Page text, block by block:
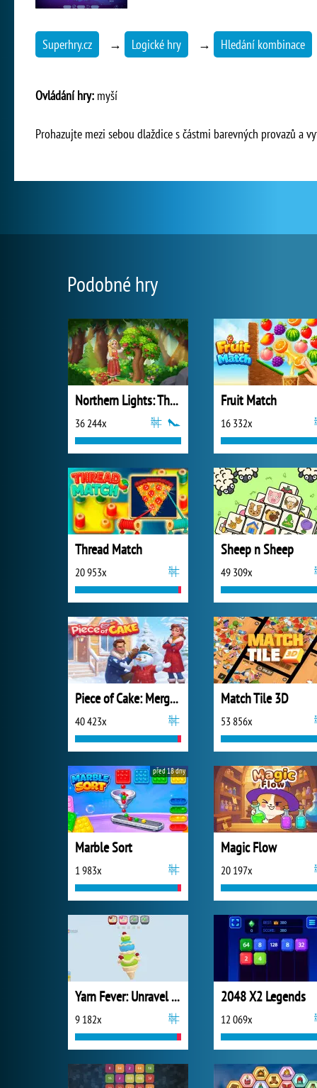
Superhry.cz → Logické hry → Hledání kombinace
Ovládání hry: myší
Prohazujte mezi sebou dlaždice s částmi barevných provazů a
Podobné hry
Northern Lights: The Secret of the Forest
36 244x
Fruit Match
16 332x
Thread Match
20 953x
Sheep n Sheep
49 309x
Piece of Cake: Merge and Bake
40 423x
Match Tile 3D
53 856x
Marble Sort
1 983x
před 18 dny
Magic Flow
20 197x
Yarn Fever: Unravel Puzzle
9 182x
2048 X2 Legends
12 069x